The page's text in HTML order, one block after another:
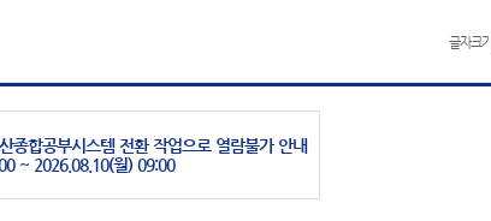
글자크기
종합공부시스템 전환 작업으로 열람불가 안내
~ 2026.08.10(월) 09:00